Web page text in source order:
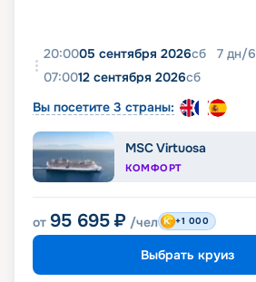
20:0005 сентября 2026сб 7 дн/6
07:0012 сентября 2026сб
Вы посетите 3 страны:
MSC Virtuosa
КОМФОРТ
от 95 695 ₽ /чел +1 000
Выбрать круиз